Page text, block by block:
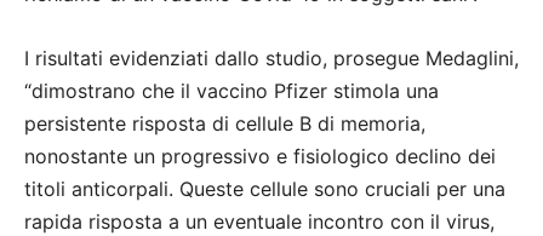
I risultati evidenziati dallo studio, prosegue Medaglini,
“dimostrano che il vaccino Pfizer stimola una
persistente risposta di cellule B di memoria,
nonostante un progressivo e fisiologico declino dei
titoli anticorpali. Queste cellule sono cruciali per una
rapida risposta a un eventuale incontro con il virus,